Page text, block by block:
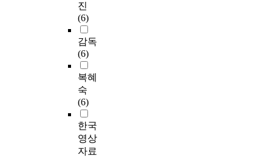
진
(6)
감독
(6)
복혜
숙
(6)
한국
영상
자료